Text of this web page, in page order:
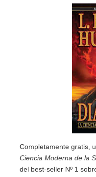
Completamente gratis,
Ciencia Moderna de la
del best-seller Nº 1